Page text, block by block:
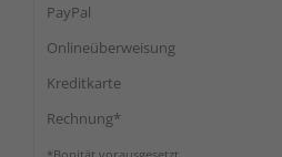
PayPal
Onlineüberweisung
Kreditkarte
Rechnung*